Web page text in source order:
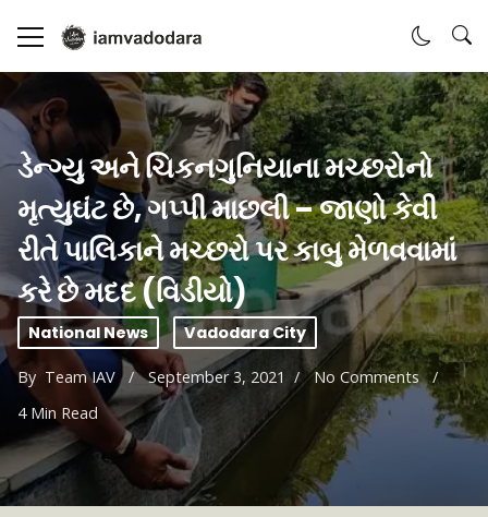
ડેન્ગ્યુ અને ચિકનગુનિયાના મચ્છરોનો
મૃત્યુઘંટ છે, ગપ્પી માછલી – જાણો કેવી
રીતે પાલિકાને મચ્છરો પર કાબુ મેળવવામાં
કરે છે મદદ (વિડીયો)
National News Vadodara City
By Team IAV September 3, 2021
No Comments
4 Min Read